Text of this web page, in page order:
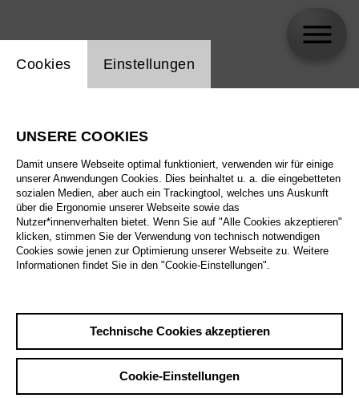
Biographie
Spielplan
Einstellung Website Cookie
Cookies Einstellungen
UNSERE COOKIES
Damit unsere Webseite optimal funktioniert, verwenden wir für einige
unserer Anwendungen Cookies. Dies beinhaltet u. a. die eingebetteten
sozialen Medien, aber auch ein Trackingtool, welches uns Auskunft
über die Ergonomie unserer Webseite sowie das
Nutzer*innenverhalten bietet. Wenn Sie auf "Alle Cookies akzeptieren"
klicken, stimmen Sie der Verwendung von technisch notwendigen
Cookies sowie jenen zur Optimierung unserer Webseite zu. Weitere
Informationen findet Sie in den "Cookie-Einstellungen".
Technische Cookies akzeptieren
Cookie-Einstellungen